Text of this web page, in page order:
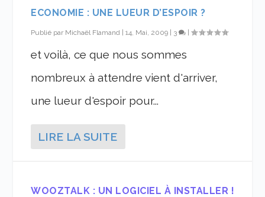
ECONOMIE : UNE LUEUR D’ESPOIR ?
Publié par Michaël Flamand |14, Mai, 2009 3 |
et voilà, ce que nous sommes
nombreux à attendre vient d'arriver,
une lueur d'espoir pour...
LIRE LA SUITE
WOOZTALK : UN LOGICIEL À INSTALLER !